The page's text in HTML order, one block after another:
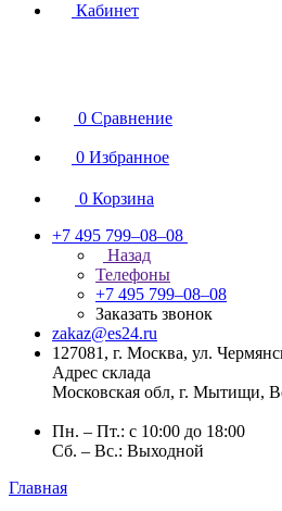
Кабинет
0 Сравнение
0 Избранное
0 Корзина
+7 495 799–08–08
Назад
Телефоны
+7 495 799–08–08
Заказать звонок
zakaz@es24.ru
127081, г. Москва, ул.
Адрес склада
Московская обл, г. Мытищи,
Пн. – Пт.: с 10:00 до 18:00
Сб. – Вс.: Выходной
Главная